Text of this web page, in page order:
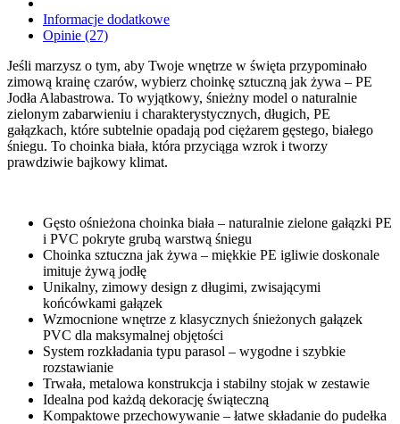
Informacje dodatkowe
Opinie (27)
Jeśli marzysz o tym, aby Twoje wnętrze w święta przypominało
zimową krainę czarów, wybierz choinkę sztuczną jak żywa – PE
Jodła Alabastrowa. To wyjątkowy, śnieżny model o naturalnie
zielonym zabarwieniu i charakterystycznych, długich, PE
gałązkach, które subtelnie opadają pod ciężarem gęstego, białego
śniegu. To choinka biała, która przyciąga wzrok i tworzy
prawdziwie bajkowy klimat.
Gęsto ośnieżona choinka biała – naturalnie zielone gałązki PE
i PVC pokryte grubą warstwą śniegu
Choinka sztuczna jak żywa – miękkie PE igliwie doskonale
imituje żywą jodłę
Unikalny, zimowy design z długimi, zwisającymi
końcówkami gałązek
Wzmocnione wnętrze z klasycznych śnieżonych gałązek
PVC dla maksymalnej objętości
System rozkładania typu parasol – wygodne i szybkie
rozstawianie
Trwała, metalowa konstrukcja i stabilny stojak w zestawie
Idealna pod każdą dekorację świąteczną
Kompaktowe przechowywanie – łatwe składanie do pudełka